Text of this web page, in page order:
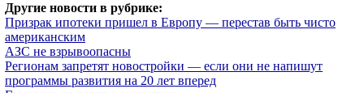
Другие новости в рубрике:
Призрак ипотеки пришел в Европу — перестав быть чисто
американским
АЗС не взрывоопасны
Регионам запретят новостройки — если они не напишут
программы развития на 20 лет вперед